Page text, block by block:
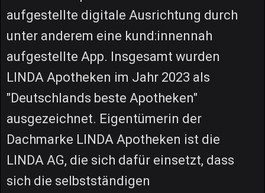
aufgestellte digitale Ausrichtung durch
unter anderem eine kund:innennah
aufgestellte App. Insgesamt wurden
LINDA Apotheken im Jahr 2023 als
"Deutschlands beste Apotheken"
ausgezeichnet. Eigentümerin der
Dachmarke LINDA Apotheken ist die
LINDA AG, die sich dafür einsetzt, dass
sich die selbstständigen